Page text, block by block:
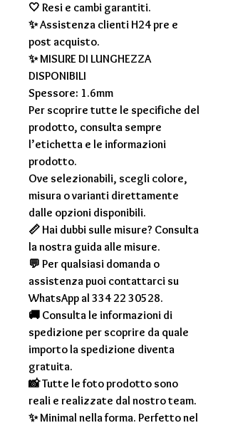
🤍 Resi e cambi garantiti.
✨ Assistenza clienti H24 pre e
post acquisto.
✨MISURE DI LUNGHEZZA
DISPONIBILI
Spessore: 1.6mm
Per scoprire tutte le specifiche del
prodotto, consulta sempre
l’etichetta e le informazioni
prodotto.
Ove selezionabili, scegli colore,
misura o varianti direttamente
dalle opzioni disponibili.
📏 Hai dubbi sulle misure? Consulta
la nostra guida alle misure.
💬 Per qualsiasi domanda o
assistenza puoi contattarci su
WhatsApp al 334 22 30528.
🚚 Consulta le informazioni di
spedizione per scoprire da quale
importo la spedizione diventa
gratuita.
📸 Tutte le foto prodotto sono
reali e realizzate dal nostro team.
✨ Minimal nella forma. Perfetto nel